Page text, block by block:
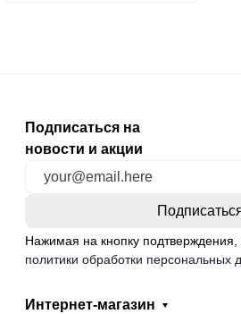
Подписаться на
новости и акции
Нажимая на кнопку
политики обработки персональных
Интернет-магазин